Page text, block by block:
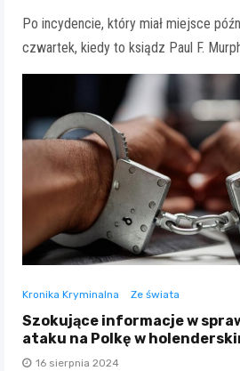
Po incydencie, który miał miejsce
czwartek, kiedy to ksiądz Paul F.
Kronika Kryminalna Ze świata
Szokujące informacje w
ataku na Polkę w
16 sierpnia 2024